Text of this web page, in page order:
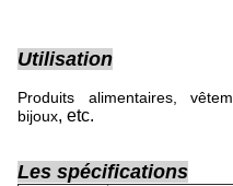
Utilisation
Produits alimentaires,
bijoux, etc.
Les spécifications